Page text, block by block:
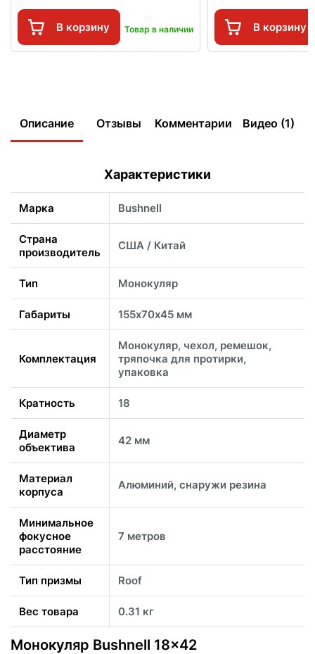
В корзину Товар в наличии В корзину
Описание Отзывы Комментарии Видео (1)
Характеристики
Марка Bushnell
Страна
производитель
США / Китай
Тип Монокуляр
Габариты 155х70х45 мм
Комплектация
Монокуляр, чехол, ремешок,
тряпочка для протирки,
упаковка
Кратность 18
Диаметр
объектива
42 мм
Материал
корпуса
Алюминий, снаружи резина
Минимальное
фокусное
расстояние
7 метров
Тип призмы Roof
Вес товара 0.31 кг
Монокуляр Bushnell 18x42